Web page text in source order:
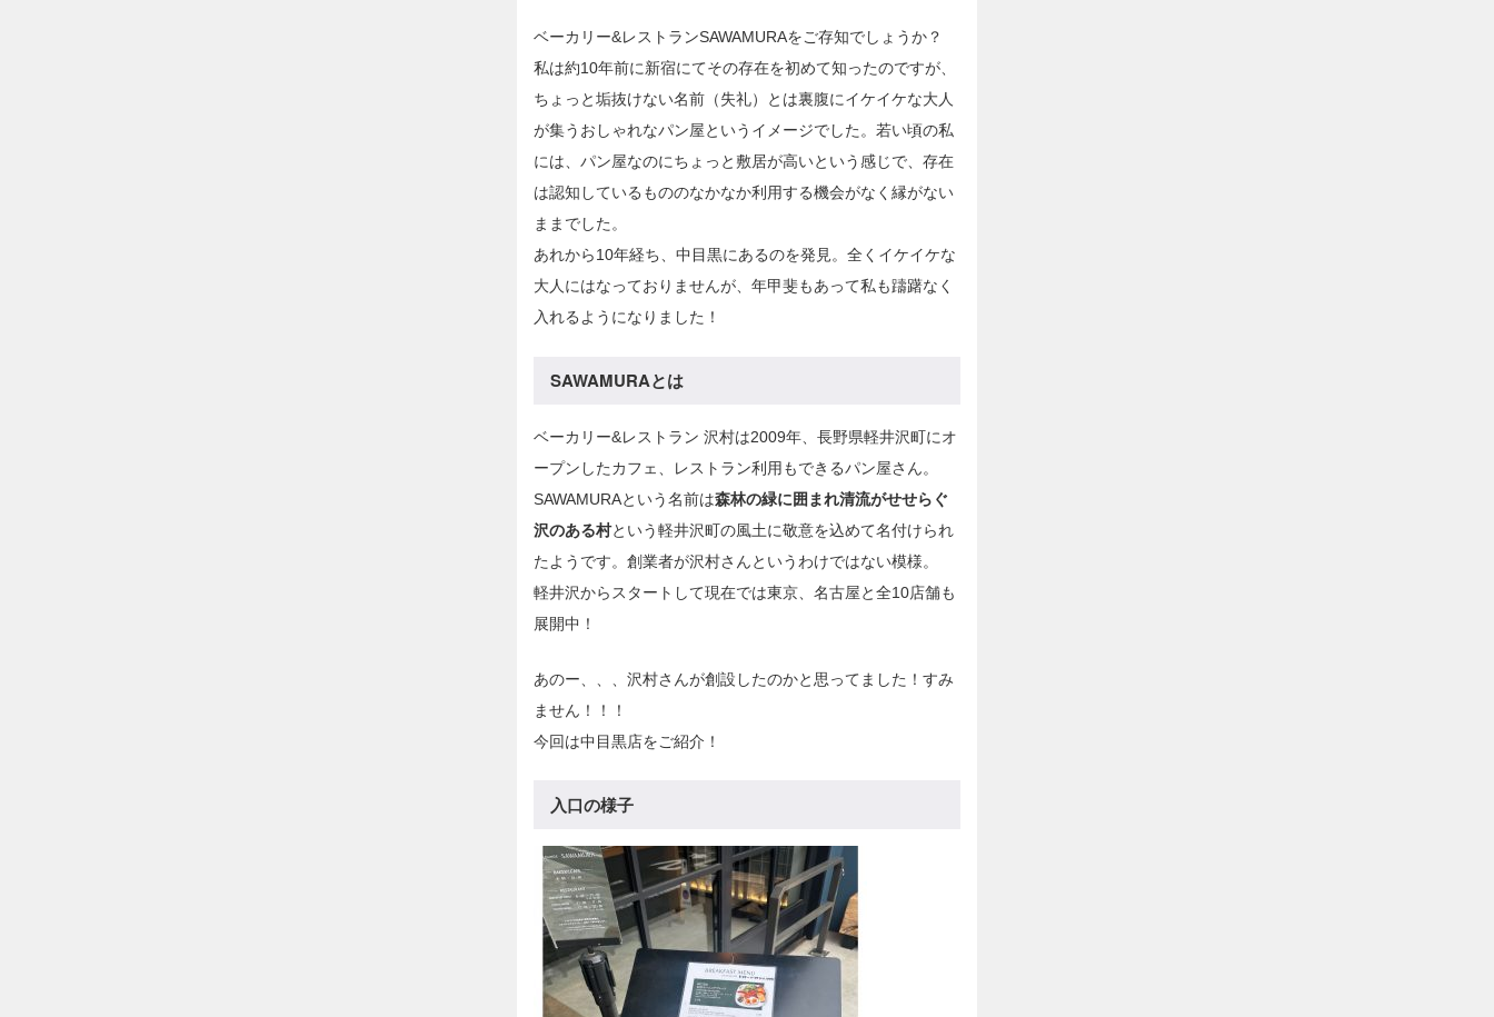
ベーカリー&レストランSAWAMURAをご存知でしょうか？
私は約10年前に新宿にてその存在を初めて知ったのですが、
ちょっと垢抜けない名前（失礼）とは裏腹にイケイケな大人
が集うおしゃれなパン屋というイメージでした。若い頃の私
には、パン屋なのにちょっと敷居が高いという感じで、存在
は認知しているもののなかなか利用する機会がなく縁がない
ままでした。
あれから10年経ち、中目黒にあるのを発見。全くイケイケな
大人にはなっておりませんが、年甲斐もあって私も躊躇なく
入れるようになりました！
SAWAMURAとは
ベーカリー&レストラン 沢村は2009年、長野県軽井沢町にオ
ープンしたカフェ、レストラン利用もできるパン屋さん。
SAWAMURAという名前は森林の緑に囲まれ清流がせせらぐ
沢のある村という軽井沢町の風土に敬意を込めて名付けられ
たようです。創業者が沢村さんというわけではない模様。
軽井沢からスタートして現在では東京、名古屋と全10店舗も
展開中！
あのー、、、沢村さんが創設したのかと思ってました！すみ
ません！！！
今回は中目黒店をご紹介！
入口の様子